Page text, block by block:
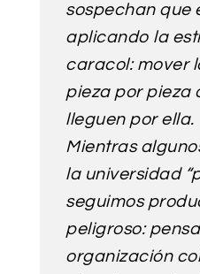
sospechan que
aplicando la
caracol: mover
pieza por pieza
lleguen por ella.
Mientras
la universidad
seguimos
peligroso:
organización